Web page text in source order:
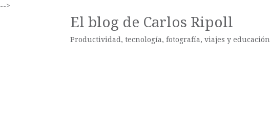
-->
El blog de Carlos Ripoll
Productividad, tecnología, fotografía, viajes y educación